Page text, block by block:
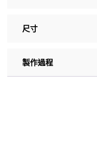
尺寸
製作過程